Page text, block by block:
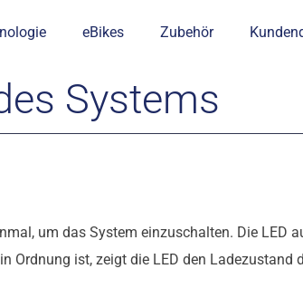
eBikes Zubehör
Systems
um das System einzuschalten. Die LED
Ordnung ist, zeigt die LED den Ladezustand